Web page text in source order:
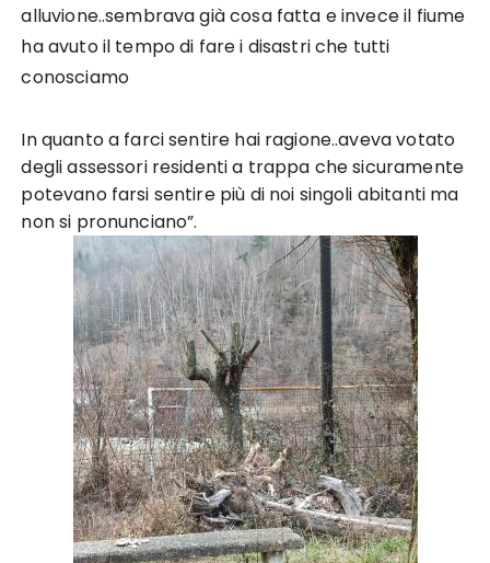
alluvione..sembrava già cosa fatta e invece il fiume
ha avuto il tempo di fare i disastri che tutti
conosciamo
In quanto a farci sentire hai ragione..aveva votato
degli assessori residenti a trappa che sicuramente
potevano farsi sentire più di noi singoli abitanti ma
non si pronunciano”.